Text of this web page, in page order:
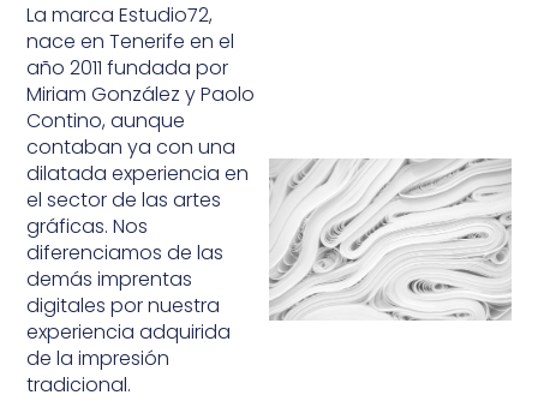
La marca Estudio72,
nace en Tenerife en el
año 2011 fundada por
Miriam González y Paolo
Contino, aunque
contaban ya con una
dilatada experiencia en
el sector de las artes
gráficas. Nos
diferenciamos de las
demás imprentas
digitales por nuestra
experiencia adquirida
de la impresión
tradicional.